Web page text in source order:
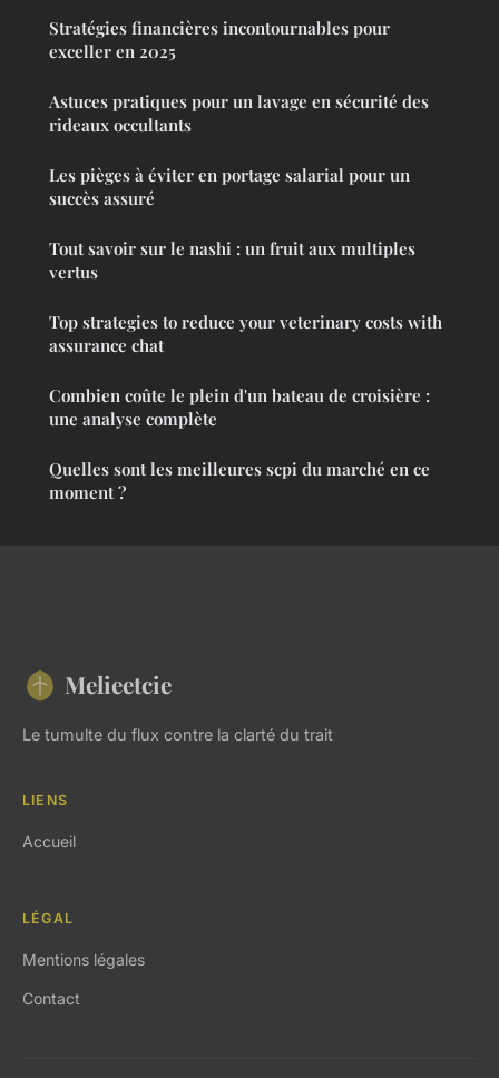
Stratégies financières incontournables pour
exceller en 2025
Astuces pratiques pour un lavage en sécurité des
rideaux occultants
Les pièges à éviter en portage salarial pour un
succès assuré
Tout savoir sur le nashi : un fruit aux multiples
vertus
Top strategies to reduce your veterinary costs with
assurance chat
Combien coûte le plein d'un bateau de croisière :
une analyse complète
Quelles sont les meilleures scpi du marché en ce
moment ?
Melieetcie
Le tumulte du flux contre la clarté du trait
LIENS
Accueil
LÉGAL
Mentions légales
Contact